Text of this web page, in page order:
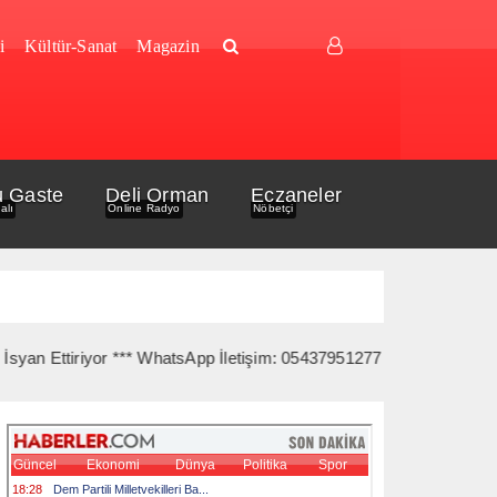
Kültür-Sanat Magazin
Gaste Deli Orman
Online Radyo
Eczaneler
Nöbetçi
*** WhatsApp İletişim: 05437951277